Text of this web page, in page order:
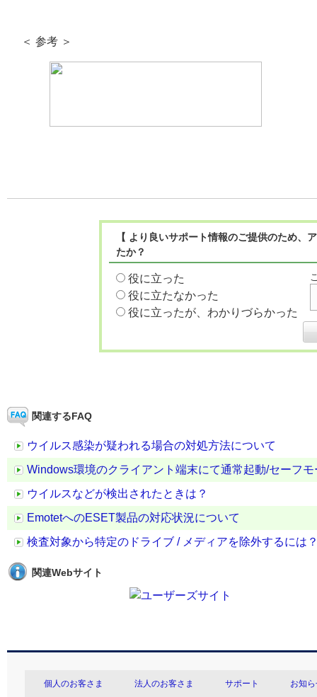
＜ 参考 ＞
【 より良いサポート情報のご提供のため
たか？
役に立った
役に立たなかった
役に立ったが、わかりづらかった
関連するFAQ
ウイルス感染が疑われる場合の対処方法について
Windows環境のクライアント端末にて通常起動/セーフ
ウイルスなどが検出されたときは？
EmotetへのESET製品の対応状況について
検査対象から特定のドライブ / メディアを除外するには
関連Webサイト
個人のお客さま 法人のお客さま サポート お知